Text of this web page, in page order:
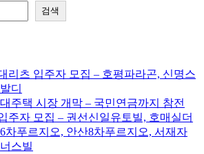
검색
리츠 입주자 모집 – 호평파라곤, 신명스
디
주택 시장 개막 – 국민연금까지 참전
주자 모집 – 권선신일유토빌, 호매실더
차푸르지오, 안산8차푸르지오, 서재자
스빌